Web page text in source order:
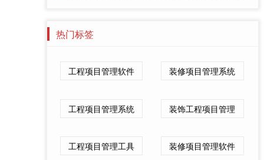
热门标签
工程项目管理软件 装修项目管理系统
工程项目管理系统 装饰工程项目管理
工程项目管理工具 装修项目管理软件